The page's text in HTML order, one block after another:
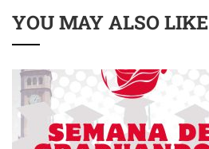
YOU MAY ALSO LIKE